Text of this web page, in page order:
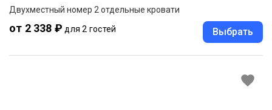
Двухместный номер 2 отдельные кровати
от 2 338 ₽ для 2 гостей Выбрать